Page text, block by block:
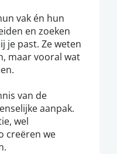
vak én hun
en zoeken
je past. Ze weten
maar vooral wat
van de
aanpak.
wel
creëren we